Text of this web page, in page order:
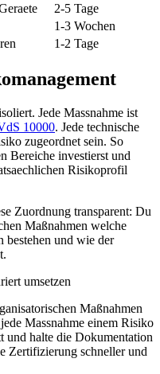
2-5 Tage
1-3 Wochen
1-2 Tage
Jede Massnahme ist
10000. Jede technische
zugeordnet sein. So
Bereiche investierst und
Risikoprofil
Zuordnung transparent: Du
Maßnahmen welche
bestehen und wie der
umsetzen
Maßnahmen
Massnahme einem Risiko
und halte die Dokumentation
Zertifizierung schneller und